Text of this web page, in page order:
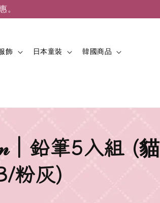
飾 日本童裝
韓國商品
｜鉛筆5入組 (貓
粉灰)